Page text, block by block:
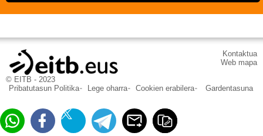
© EITB - 2023
Pribatutasun Politika
Lege oharra Cookien erabilera Gardentasuna
Kontaktua
Web mapa